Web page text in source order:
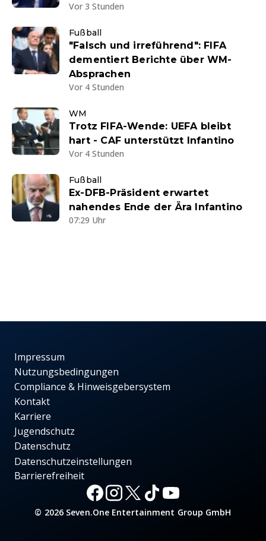
Vor 3 Stunden
Fußball
"Falsch und irreführend": FIFA
dementiert Berichte über WM-
Absprachen
Vor 4 Stunden
WM
Trotz FIFA-Wende: UEFA bleibt
hart - CAF unterstützt Infantino
Vor 4 Stunden
Fußball
Ex-DFB-Präsident erwartet
nahendes Ende der Ära Infantino
07:29 Uhr
Impressum
Nutzungsbedingungen
Compliance & Hinweisgebersystem
Kontakt
Karriere
Jugendschutz
Datenschutz
Datenschutzeinstellungen
Barrierefreiheit
© 2026 Seven.One Entertainment Group GmbH